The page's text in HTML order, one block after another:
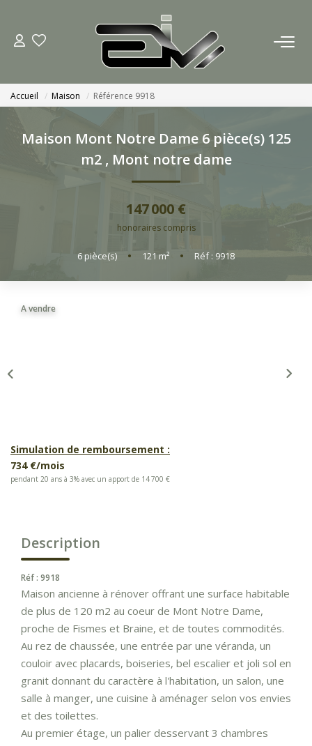
ACCUEIL
AGENCES
Nous Rejoindre
Nos Actualités
ACHETER
ESTIMATION
Accueil Maison Référence 9918
Maison Mont Notre Dame 6 pièce(s) 125
m2 , Mont notre dame
147 000 €
honoraires compris
6pièce(s) • 121 m² • Réf : 9918
A vendre
Simulation de remboursement :
734 €/mois
pendant 20 ans à 3% avec un apport de 14 700 €
Description
Réf : 9918
Maison ancienne à rénover offrant une surface habitable
de plus de 120 m2 au coeur de Mont Notre Dame,
proche de Fismes et Braine, et de toutes commodités.
Au rez de chaussée, une entrée par une véranda, un
couloir avec placards, boiseries, bel escalier et joli sol en
granit donnant du caractère à l'habitation, un salon, une
salle à manger, une cuisine à aménager selon vos envies
et des toilettes.
Au premier étage, un palier desservant 3 chambres